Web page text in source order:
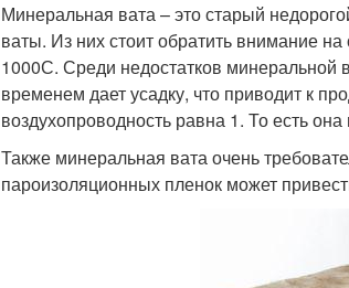
Минеральная вата – это старый
ваты. Из них стоит обратить внимание
1000С. Среди недостатков минеральной
временем дает усадку, что приводит к
воздухопроводность равна 1. То есть
Также минеральная вата очень
пароизоляционных пленок может